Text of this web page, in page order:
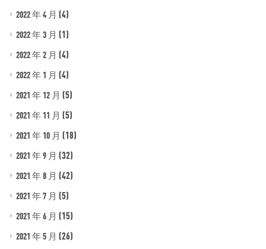
2022 年 4 月 (4)
2022 年 3 月 (1)
2022 年 2 月 (4)
2022 年 1 月 (4)
2021 年 12 月 (5)
2021 年 11 月 (5)
2021 年 10 月 (18)
2021 年 9 月 (32)
2021 年 8 月 (42)
2021 年 7 月 (5)
2021 年 6 月 (15)
2021 年 5 月 (26)